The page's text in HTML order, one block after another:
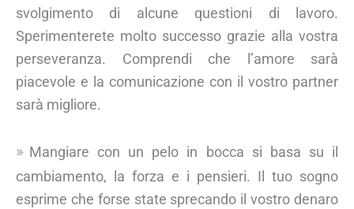
svolgimento di alcune questioni di lavoro.
Sperimenterete molto successo grazie alla vostra
perseveranza. Comprendi che l’amore sarà
piacevole e la comunicazione con il vostro partner
sarà migliore.
Mangiare con un pelo in bocca si basa su il
cambiamento, la forza e i pensieri. Il tuo sogno
esprime che forse state sprecando il vostro denaro